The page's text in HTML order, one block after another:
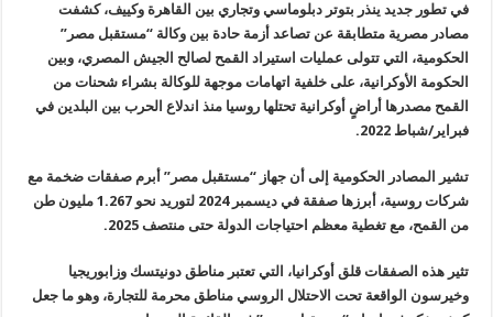
في تطور جديد ينذر بتوتر دبلوماسي وتجاري بين القاهرة وكييف، كشفت
مصادر مصرية متطابقة عن تصاعد أزمة حادة بين وكالة “مستقبل مصر”
الحكومية، التي تتولى عمليات استيراد القمح لصالح الجيش المصري، وبين
الحكومة الأوكرانية، على خلفية اتهامات موجهة للوكالة بشراء شحنات من
القمح مصدرها أراضٍ أوكرانية تحتلها روسيا منذ اندلاع الحرب بين البلدين في
فبراير/شباط 2022
.
تشير المصادر الحكومية إلى أن جهاز “مستقبل مصر” أبرم صفقات ضخمة مع
شركات روسية، أبرزها صفقة في ديسمبر 2024 لتوريد نحو 1.267 مليون طن
من القمح، مع تغطية معظم احتياجات الدولة حتى منتصف 2025
.
تثير هذه الصفقات قلق أوكرانيا، التي تعتبر مناطق دونيتسك وزابوريجيا
وخيرسون الواقعة تحت الاحتلال الروسي مناطق محرمة للتجارة، وهو ما جعل